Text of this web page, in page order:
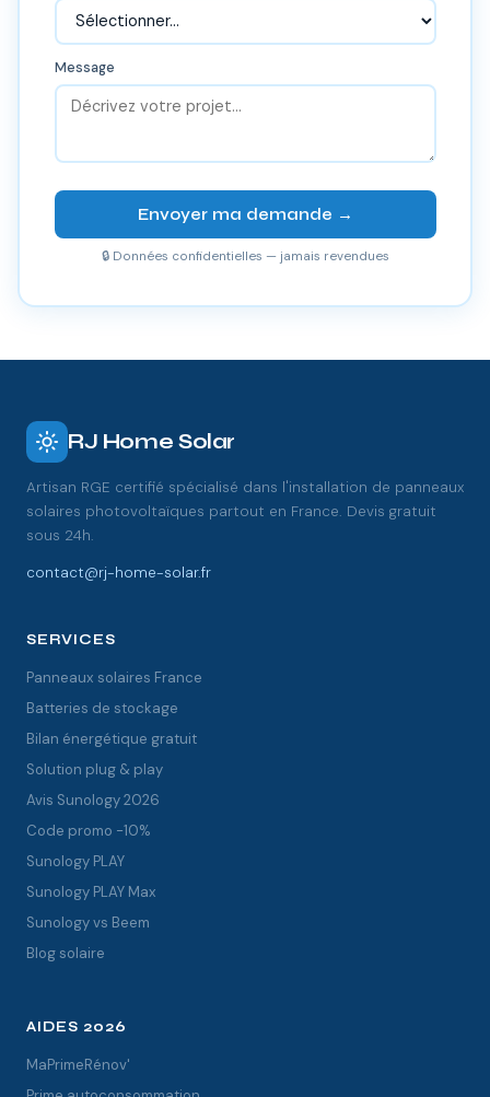
Message
Envoyer ma demande →
🔒 Données confidentielles — jamais revendues
RJ Home Solar
Artisan RGE certifié spécialisé dans l'installation de panneaux
solaires photovoltaïques partout en France. Devis gratuit
sous 24h.
contact@rj-home-solar.fr
SERVICES
Panneaux solaires France
Batteries de stockage
Bilan énergétique gratuit
Solution plug & play
Avis Sunology 2026
Code promo -10%
Sunology PLAY
Sunology PLAY Max
Sunology vs Beem
Blog solaire
AIDES 2026
MaPrimeRénov'